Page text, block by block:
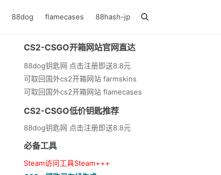
88dog flamecases 88hash-jp
CS2-CSGO开箱网站官网直达
88dog钥匙网 点击注册即送8.8元
可取回国外cs2开箱网站 farmskins
可取回国外cs2开箱网站 flamecases
CS2-CSGO低价钥匙推荐
88dog钥匙网 点击注册即送8.8元
必备工具
Steam访问工具Steam+++